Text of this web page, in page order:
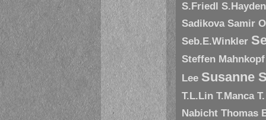
S.Friedl
S.Hayden
Sadikova Samir
Seb.E.Winkler
Steffen
Lee Susanne
T.L.Lin T.Manca
Nabicht Thomas